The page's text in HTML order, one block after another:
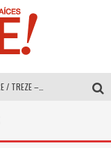
MULTIOFICINAS / AMOBLARE / TREZE – Especial Interiorismo & Decoración 2026
COLINEAL – Especial Interiorismo & Decoración 2026